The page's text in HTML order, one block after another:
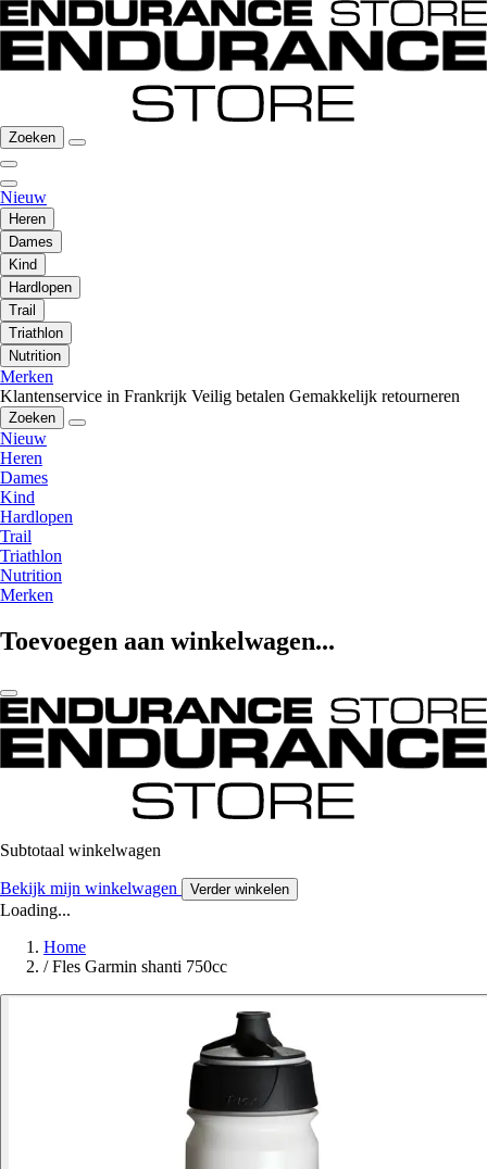
Zoeken
Nieuw
Heren
Dames
Kind
Hardlopen
Trail
Triathlon
Nutrition
Merken
Klantenservice in Frankrijk Veilig betalen Gemakkelijk retourneren
Zoeken
Nieuw
Heren
Dames
Kind
Hardlopen
Trail
Triathlon
Nutrition
Merken
Toevoegen aan winkelwagen...
Subtotaal winkelwagen
Bekijk mijn winkelwagen Verder winkelen
Loading...
Home
/ Fles Garmin shanti 750cc